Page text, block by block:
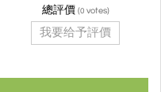
總評價 (0 votes)
我要给予評價